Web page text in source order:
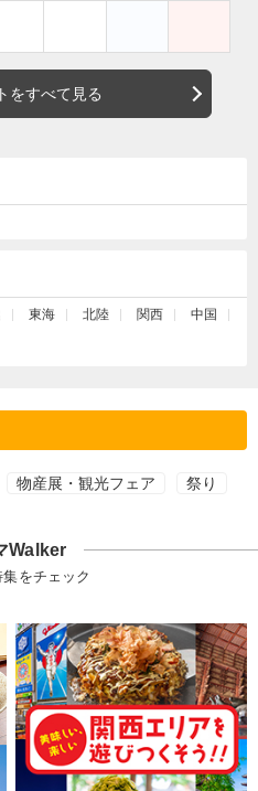
をすべて見る
東海 北陸 関西 中国
物産展・観光フェア 祭り
Walker
をチェック